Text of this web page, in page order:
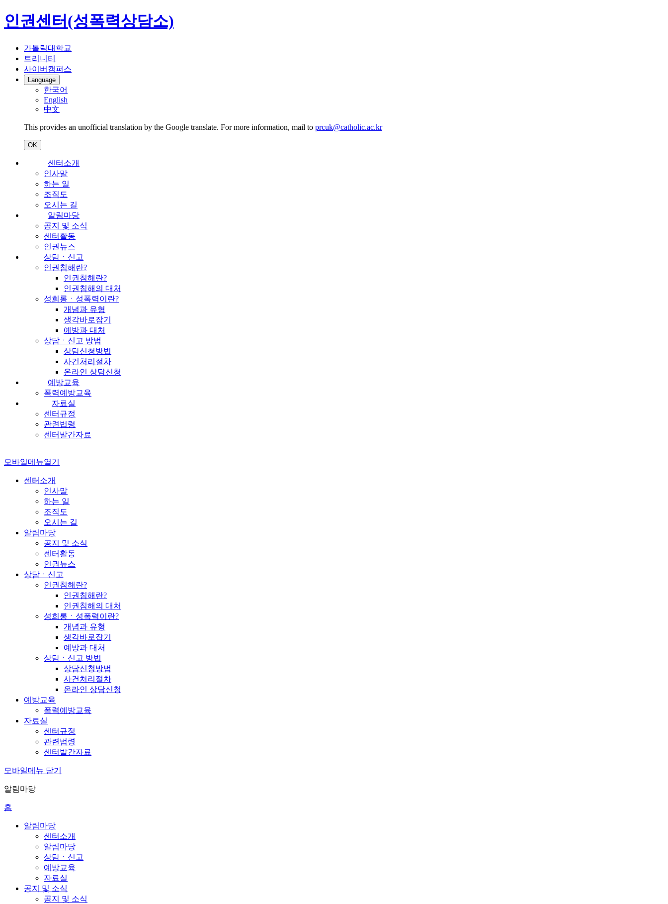
인권센터(성폭력상담소)
가톨릭대학교
트리니티
사이버캠퍼스
Language
한국어
English
中文
This provides an unofficial translation by the Google translate. For more information, mail to prcuk@catholic.ac.kr
OK
센터소개
인사말
하는 일
조직도
오시는 길
알림마당
공지 및 소식
센터활동
인권뉴스
상담ㆍ신고
인권침해란?
인권침해란?
인권침해의 대처
성희롱ㆍ성폭력이란?
개념과 유형
생각바로잡기
예방과 대처
상담ㆍ신고 방법
상담신청방법
사건처리절차
온라인 상담신청
예방교육
폭력예방교육
자료실
센터규정
관련법령
센터발간자료
모바일메뉴열기
센터소개
인사말
하는 일
조직도
오시는 길
알림마당
공지 및 소식
센터활동
인권뉴스
상담ㆍ신고
인권침해란?
인권침해란?
인권침해의 대처
성희롱ㆍ성폭력이란?
개념과 유형
생각바로잡기
예방과 대처
상담ㆍ신고 방법
상담신청방법
사건처리절차
온라인 상담신청
예방교육
폭력예방교육
자료실
센터규정
관련법령
센터발간자료
모바일메뉴 닫기
알림마당
홈
알림마당
센터소개
알림마당
상담ㆍ신고
예방교육
자료실
공지 및 소식
공지 및 소식